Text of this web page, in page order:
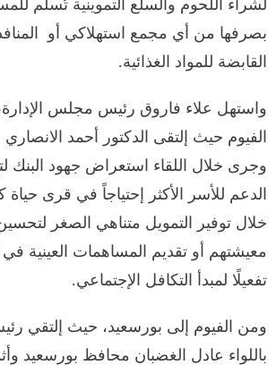
لشراء اللحوم والسلع التموينية تُسلم
بصرفها من أي مجمع استهلاكي أو
القابضة للمواد الغذائية.
واستهل علاء فاروق رئيس مجلس
الفيوم حيث إلتقى الدكتور أحمد
وجرى خلال اللقاء استعراض جهود البنك
الدعم للأسر الأكثر إحتياجاً في قرى
خلال توفير التمويل متناهي الصغر
معيشتهم أو تقديم المساهمات العينية في
تفعيلًا لمبدأ التكافل الإجتماعي.
ومن الفيوم إلى بورسعيد، حيث إلتقي
باللواء عادل الغضبان محافظ بورسعيد